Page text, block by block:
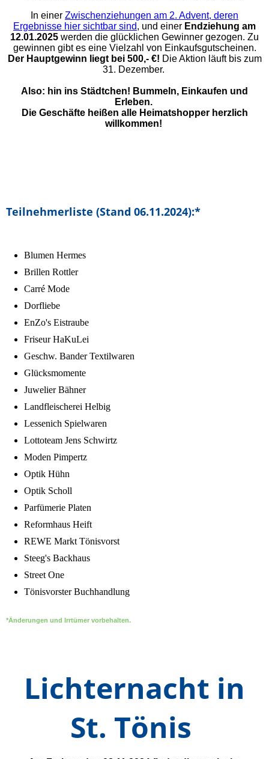
In einer Zwischenziehungen am 2. Advent, deren
Ergebnisse hier sichtbar sind, und einer Endziehung am
12.01.2025 werden die glücklichen Gewinner gezogen. Zu
gewinnen gibt es eine Vielzahl von Einkaufsgutscheinen.
Der Hauptgewinn liegt bei 500,- €! Die Aktion läuft bis zum
31. Dezember.
Also: hin ins Städtchen! Bummeln, Einkaufen und
Erleben.
Die Geschäfte heißen alle Heimatshopper herzlich
willkommen!
Teilnehmerliste (Stand 06.11.2024):*
Blumen Hermes
Brillen Rottler
Carré Mode
Dorfliebe
EnZo's Eistraube
Friseur HaKuLei
Geschw. Bander Textilwaren
Glücksmomente
Juwelier Bähner
Landfleischerei Helbig
Lessenich Spielwaren
Lottoteam Jens Schwirtz
Moden Pimpertz
Optik Hühn
Optik Scholl
Parfümerie Platen
Reformhaus Heift
REWE Markt Tönisvorst
Steeg's Backhaus
Street One
Tönisvorster Buchhandlung
*Änderungen und Irrtümer vorbehalten.
Lichternacht in
St. Tönis